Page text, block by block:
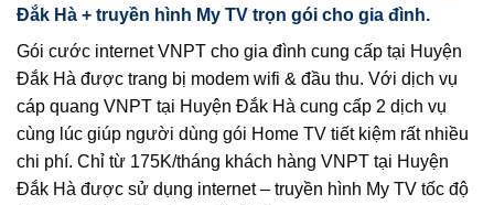
Đắk Hà + truyền hình My TV trọn gói cho gia đình.
Gói cước internet VNPT cho gia đình cung cấp tại Huyện
Đắk Hà được trang bị modem wifi & đầu thu. Với dịch vụ
cáp quang VNPT tại Huyện Đắk Hà cung cấp 2 dịch vụ
cùng lúc giúp người dùng gói Home TV tiết kiệm rất nhiều
chi phí. Chỉ từ 175K/tháng khách hàng VNPT tại Huyện
Đắk Hà được sử dụng internet – truyền hình My TV tốc độ